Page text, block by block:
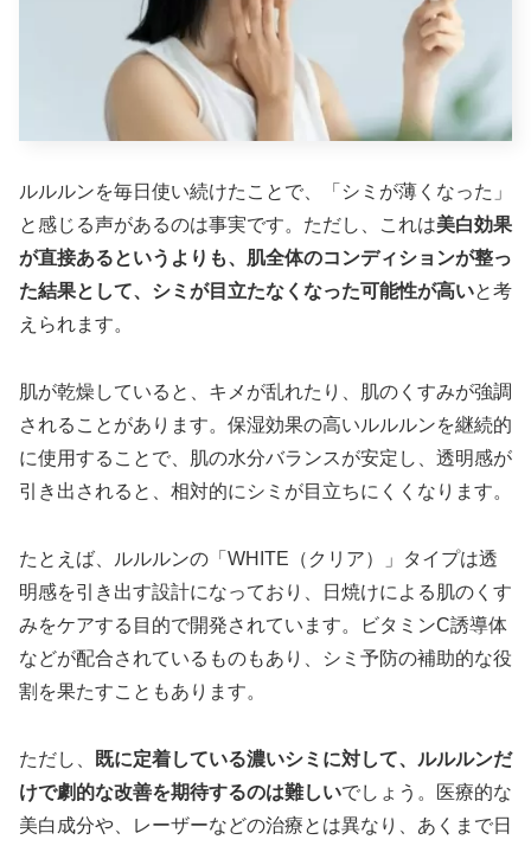
ルルルンを毎日使い続けたことで、「シミが薄くなった」
と感じる声があるのは事実です。ただし、これは美白効果
が直接あるというよりも、肌全体のコンディションが整っ
た結果として、シミが目立たなくなった可能性が高いと考
えられます。
肌が乾燥していると、キメが乱れたり、肌のくすみが強調
されることがあります。保湿効果の高いルルルンを継続的
に使用することで、肌の水分バランスが安定し、透明感が
引き出されると、相対的にシミが目立ちにくくなります。
たとえば、ルルルンの「WHITE（クリア）」タイプは透
明感を引き出す設計になっており、日焼けによる肌のくす
みをケアする目的で開発されています。ビタミンC誘導体
などが配合されているものもあり、シミ予防の補助的な役
割を果たすこともあります。
ただし、
既に定着している濃いシミに対して、ルルルンだ
けで劇的な改善を期待するのは難しいでしょう。医療的な
美白成分や、レーザーなどの治療とは異なり、あくまで日